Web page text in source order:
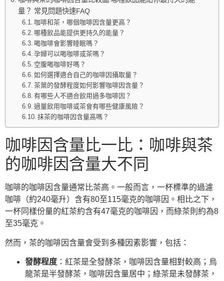
量？ 常見問題快速FAQ
咖啡和茶，哪個咖啡因含量更高？
哪種飲品能提供更持久的能量？
喝咖啡會影響睡眠嗎？
孕婦可以喝咖啡或茶嗎？
空腹喝咖啡好嗎？
如何選擇適合自己的咖啡因攝取量？
茶葉的發酵程度如何影響咖啡因含量？
有哪些人不適合飲用過多咖啡因？
過量飲用咖啡或茶會有哪些健康風險？
抹茶的咖啡因含量高嗎？
咖啡因含量比一比：咖啡與茶
的咖啡因含量大不同
咖啡的咖啡因含量通常比茶高。一般而言，一杯標準的過濾
咖啡（約240毫升）含有80至115毫克的咖啡因。相比之下，
一杯同樣份量的紅茶約含有47毫克的咖啡因，而綠茶則約為8
至35毫克。
然而，茶的咖啡因含量會受到多種因素影響，包括：
發酵程度 ：紅茶是全發酵茶，咖啡因含量相對較高；烏
龍茶是半發酵茶，咖啡因含量居中；綠茶是未發酵茶，